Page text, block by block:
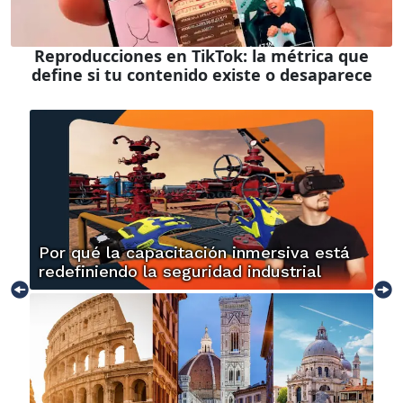
Reproducciones en TikTok: la métrica que
define si tu contenido existe o desaparece
Por qué la capacitación inmersiva está
redefiniendo la seguridad industrial